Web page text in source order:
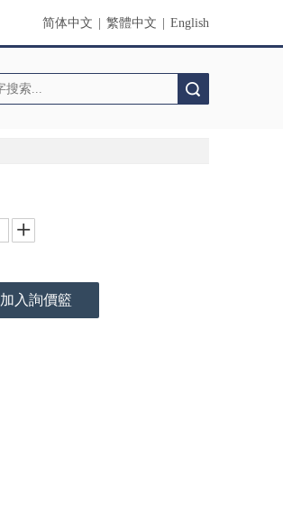
简体中文 繁體中文 English
加入詢價籃